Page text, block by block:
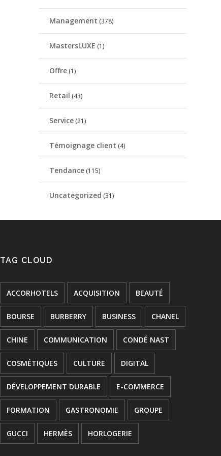
Management (378)
MastersLUXE (1)
Offre (1)
Retail (43)
Service (21)
Témoignage client (4)
Tendance (115)
Uncategorized (31)
TAG CLOUD
ACCORHOTELS ACQUISITION BEAUTÉ
BOURSE BURBERRY BUSINESS CHANEL
CHINE COMMUNICATION CONDÉ NAST
COSMÉTIQUES CULTURE DIGITAL
DÉVELOPPEMENT DURABLE E-COMMERCE
FORMATION GASTRONOMIE GROUPE
GUCCI HERMÈS HORLOGERIE